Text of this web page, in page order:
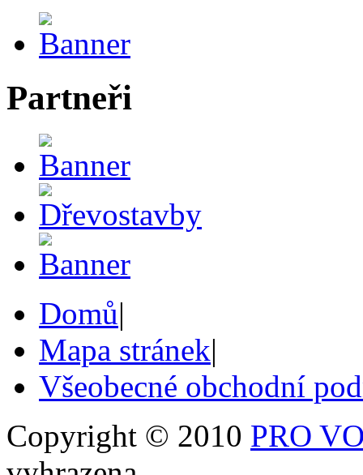
Partneři
Domů|
Mapa stránek|
Všeobecné obchodní
Copyright © 2010 PRO